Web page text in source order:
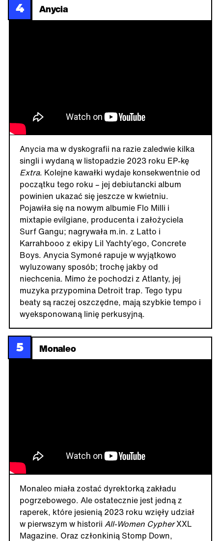
4 Anycia
Anycia ma w dyskografii na razie zaledwie kilka
singli i wydaną w listopadzie 2023 roku EP-kę
Extra. Kolejne kawałki wydaje konsekwentnie od
początku tego roku – jej debiutancki album
powinien ukazać się jeszcze w kwietniu.
Pojawiła się na nowym albumie Flo Milli i
mixtapie evilgiane, producenta i założyciela
Surf Gangu; nagrywała m.in. z Latto i
Karrahbooo z ekipy Lil Yachty’ego, Concrete
Boys. Anycia Symoné rapuje w wyjątkowo
wyluzowany sposób; trochę jakby od
niechcenia. Mimo że pochodzi z Atlanty, jej
muzyka przypomina Detroit trap. Tego typu
beaty są raczej oszczędne, mają szybkie tempo i
wyeksponowaną linię perkusyjną.
5 Monaleo
Monaleo miała zostać dyrektorką zakładu
pogrzebowego. Ale ostatecznie jest jedną z
raperek, które jesienią 2023 roku wzięły udział
w pierwszym w historii All-Women CypherXXL
Magazine. Oraz członkinią Stomp Down,